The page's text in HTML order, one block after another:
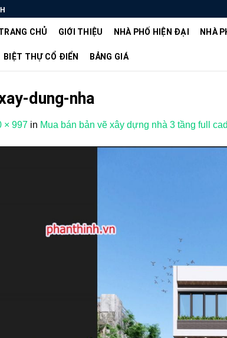
CHỦ GIỚI THIỆU NHÀ PHỐ HIỆN ĐẠI NHÀ
BIỆT THỰ CỔ ĐIỂN BẢNG GIÁ
dung-nha
× 997 in Mua bán bản vẽ xây dựng nhà 3 tầng full